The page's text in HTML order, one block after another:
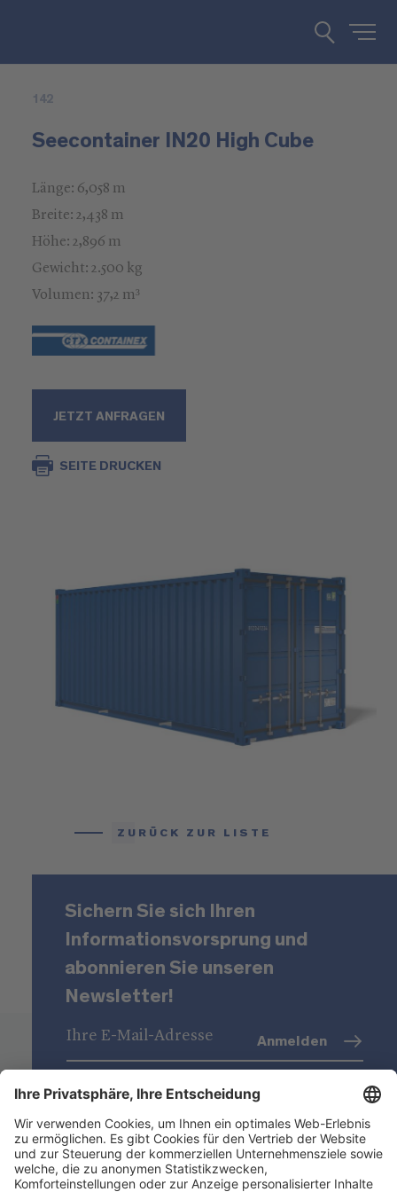
142
Seecontainer IN20 High Cube
Länge: 6,058 m
Breite: 2,438 m
Höhe: 2,896 m
Gewicht: 2.500 kg
Volumen: 37,2 m³
JETZT ANFRAGEN
SEITE DRUCKEN
ZURÜCK ZUR LISTE
Sichern Sie sich Ihren
Informationsvorsprung und
abonnieren Sie unseren
Newsletter!
Datenschutz (Info)
Anmelden